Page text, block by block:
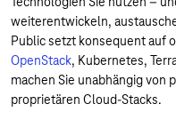
weiterentwickeln,
Public setzt konsequent auf
OpenStack, Kubernetes,
machen Sie unabhängig von
proprietären Cloud-Stacks.